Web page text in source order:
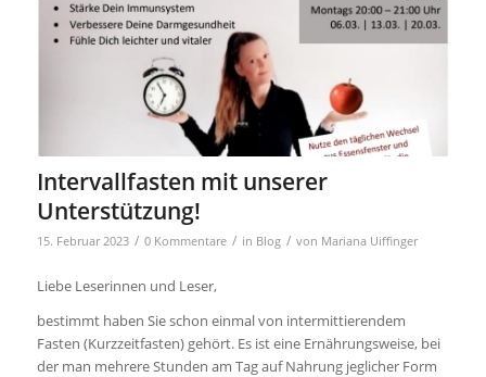
Intervallfasten mit unserer
Unterstützung!
15. Februar 2023 / 0 Kommentare / in Blog / von Mariana Uiffinger
Liebe Leserinnen und Leser,
bestimmt haben Sie schon einmal von intermittierendem
Fasten (Kurzzeitfasten) gehört. Es ist eine Ernährungsweise, bei
der man mehrere Stunden am Tag auf Nahrung jeglicher Form